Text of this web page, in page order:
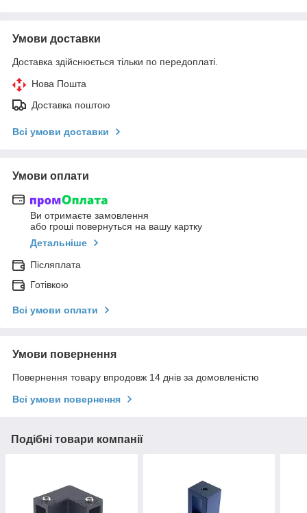
Умови доставки
Доставка здійснюється тільки по передоплаті.
Нова Пошта
Доставка поштою
Всі умови доставки
Умови оплати
Ви отримаєте замовлення
або гроші повернуться на вашу картку
Детальніше
Післяплата
Готівкою
Всі умови оплати
Умови повернення
Повернення товару впродовж 14 днів за домовленістю
Всі умови повернення
Подібні товари компанії